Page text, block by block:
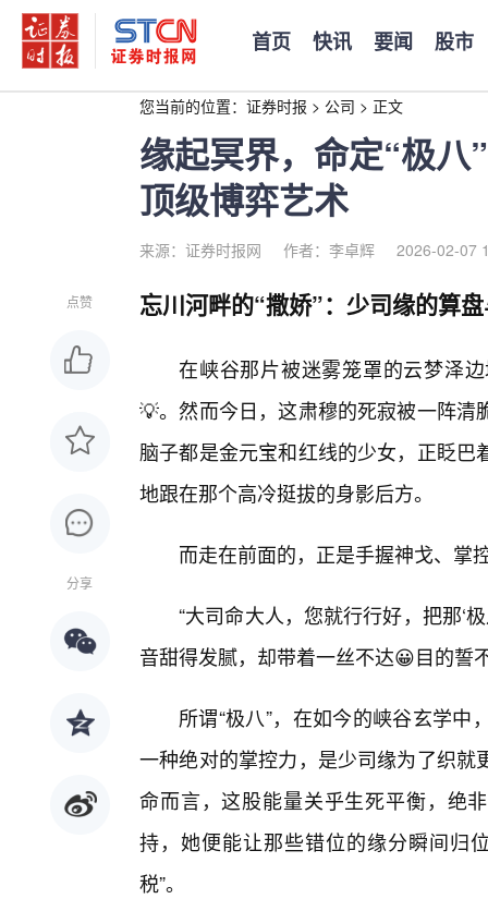
首页 快讯 要闻 股市
您当前的位置： 证券时报 > 公司 > 正文
缘起冥界，命定“极
顶级博弈艺术
来源：证券时报网 作者：李卓辉 2026-02-07
点赞
分享
忘川河畔的“撒娇”：少司缘的算
在峡谷那片被迷雾笼罩的云梦泽
💡。然而今日，这肃穆的死寂被一阵
脑子都是金元宝和红线的少女，正眨
地跟在那个高冷挺拔的身影后方。
而走在前面的，正是手握神戈、
“大司命大人，您就行行好，把那‘
音甜得发腻，却带着一丝不达😀目的誓
所谓“极八”，在如今的峡谷玄学
一种绝对的掌控力，是少司缘为了织
命而言，这股能量关乎生死平衡，绝
持，她便能让那些错位的缘分瞬间归
税”。